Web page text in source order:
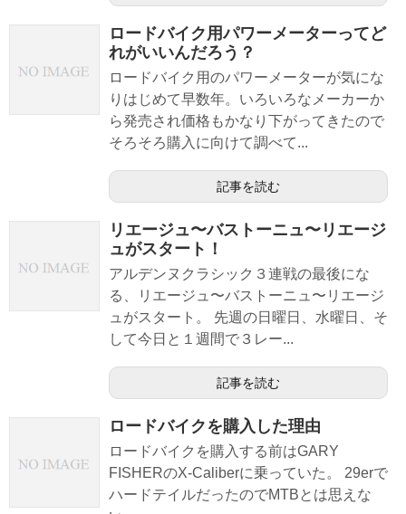
ロードバイク用パワーメーターってど
れがいいんだろう？
ロードバイク用のパワーメーターが気にな
りはじめて早数年。いろいろなメーカーか
ら発売され価格もかなり下がってきたので
そろそろ購入に向けて調べて...
記事を読む
リエージュ〜バストーニュ〜リエージ
ュがスタート！
アルデンヌクラシック３連戦の最後にな
る、リエージュ〜バストーニュ〜リエージ
ュがスタート。 先週の日曜日、水曜日、そ
して今日と１週間で３レー...
記事を読む
ロードバイクを購入した理由
ロードバイクを購入する前はGARY
FISHERのX-Caliberに乗っていた。 29erで
ハードテイルだったのでMTBとは思えな